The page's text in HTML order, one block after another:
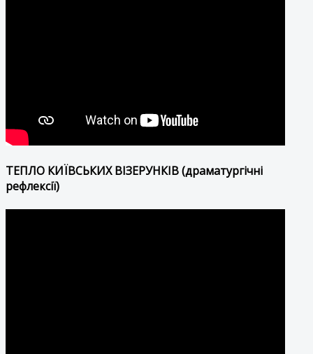
ТЕПЛО КИЇВСЬКИХ ВІЗЕРУНКІВ (драматургічні
рефлексії)